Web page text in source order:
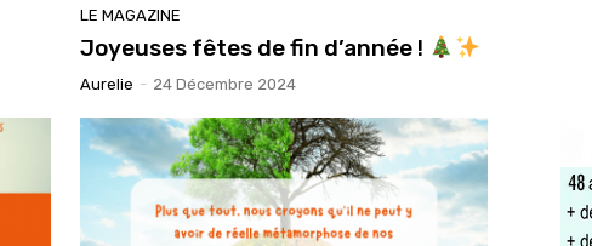
LE MAGAZINE
Joyeuses fêtes de fin d’année !
Aurelie - 24 Décembre 2024